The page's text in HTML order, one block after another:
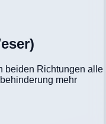
beiden Richtungen alle
mehr